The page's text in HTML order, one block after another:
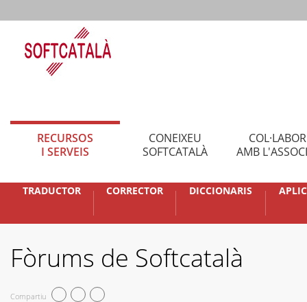
RECURSOS
I SERVEIS
CONEIXEU
SOFTCATALÀ
AMB
TRADUCTOR CORRECTOR DICCIONARIS
Fòrums de Softcatalà
Compartiu